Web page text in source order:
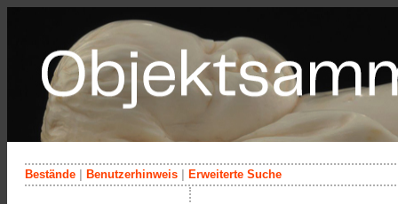
Bestände Benutzerhinweis Erweiterte Suche